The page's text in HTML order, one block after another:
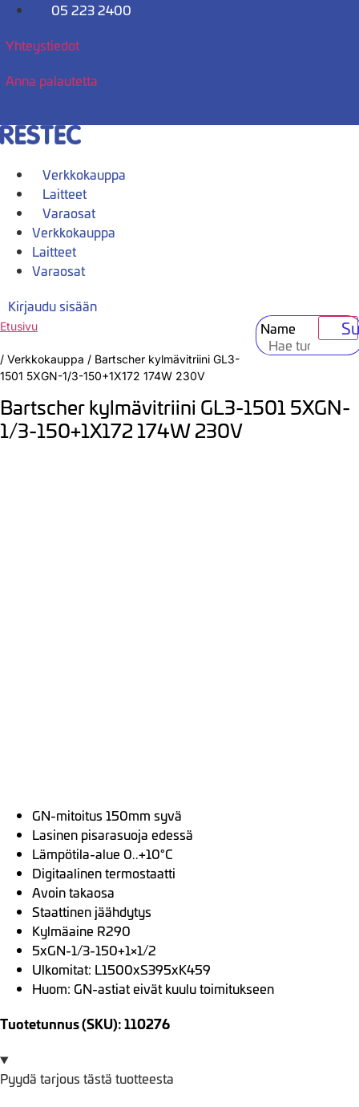
Mene
05 223 2400
Yhteystiedot
Anna palautetta
Verkkokauppa
Laitteet
Varaosat
Verkkokauppa
Laitteet
Varaosat
Kirjaudu sisään
Name
Etusivu
/ Verkkokauppa / Bartscher kylmävitriini GL3-
1501 5XGN-1/3-150+1X172 174W 230V
Bartscher kylmävitriini GL3-1501 5XGN-
1/3-150+1X172 174W 230V
GN-mitoitus 150mm syvä
Lasinen pisarasuoja edessä
Lämpötila-alue 0..+10°C
Digitaalinen termostaatti
Avoin takaosa
Staattinen jäähdytys
Kylmäaine R290
5xGN-1/3-150+1×1/2
Ulkomitat: L1500xS395xK459
Huom: GN-astiat eivät kuulu toimitukseen
Tuotetunnus (SKU): 110276
Pyydä tarjous tästä tuotteesta